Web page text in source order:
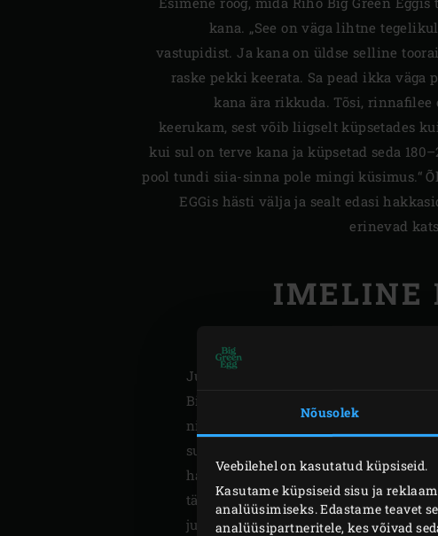
Nõusolek
Veebilehel on kasutatud küpsiseid.
Kasutame küpsiseid sisu ja
analüüsimiseks. Edastame teavet
analüüsipartneritele, kes võivad
kana. „See on väga lihtne
vastupidist. Ja kana on üldse selline
raske pekki keerata. Sa pead ikka väga
kana ära rikkuda. Tõsi,
keerukam, sest võib liigselt küpsetades
kui sul on terve kana ja küpsetad seda
pool tundi siia-sinna pole mingi küsimus.“
EGGis hästi välja ja sealt edasi
erinevad
IMELINE
Justnimelt… Olgu vahele öeldud, et
Big Green Egg juba oskab. Riho
nii heaks teha?“ imestab Riho
sulavaks. Mõnus ja universaalne, nii
hakanud, et kuule, sa pole ammu
täpselt sama kiiresti,“ naerab Riho.
juba, aga see maitse, kui pekk